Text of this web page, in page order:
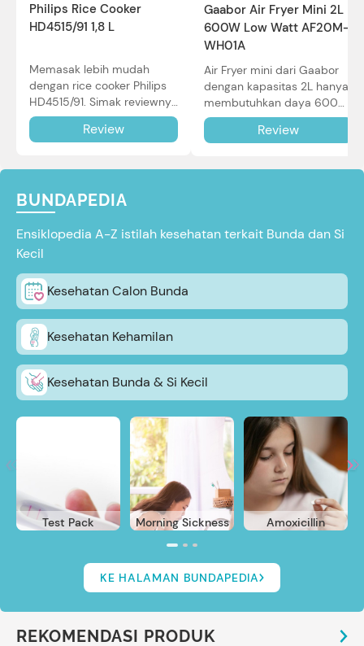
Philips Rice Cooker
HD4515/91 1,8 L
Memasak lebih mudah
dengan rice cooker Philips
HD4515/91. Simak reviewnya
di sini.
Review
Gaabor Air Fryer Mini 2L
600W Low Watt AF20M-
WH01A
Air Fryer mini dari Gaabor
dengan kapasitas 2L hanya
membutuhkan daya 600W
dalam pemakaian. Simak
review selengkapnya di sini.
Review
BUNDAPEDIA
Ensiklopedia A-Z istilah kesehatan terkait Bunda dan Si
Kecil
Kesehatan Calon Bunda
Kesehatan Kehamilan
Kesehatan Bunda & Si Kecil
Test Pack Morning Sickness Amoxicillin
KE HALAMAN BUNDAPEDIA
REKOMENDASI PRODUK